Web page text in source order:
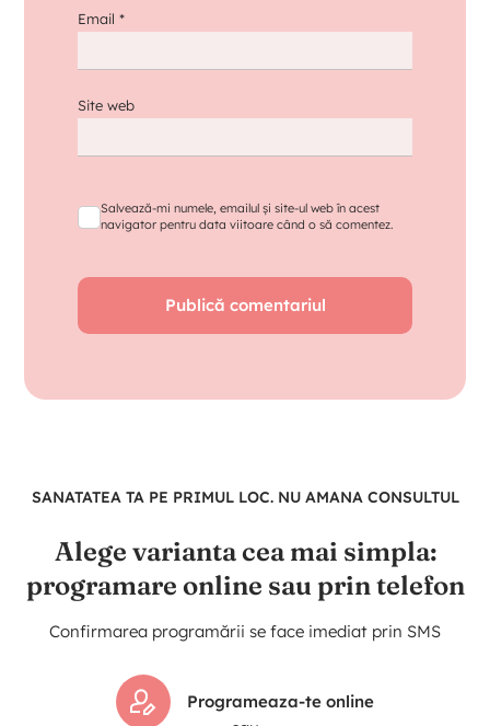
Email *
Site web
Salvează-mi numele, emailul și site-ul web în acest
navigator pentru data viitoare când o să comentez.
SANATATEA TA PE PRIMUL LOC. NU AMANA CONSULTUL
Alege varianta cea mai simpla:
programare online sau prin telefon
Confirmarea programării se face imediat prin SMS
Programeaza-te online